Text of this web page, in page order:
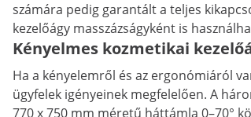
számára pedig garantált a teljes
kezelőágy masszázságyként is
Kényelmes kozmetikai
Ha a kényelemről és az ergonómiáról
ügyfelek igényeinek megfelelően. A
770 x 750 mm méretű háttámla 0–70°